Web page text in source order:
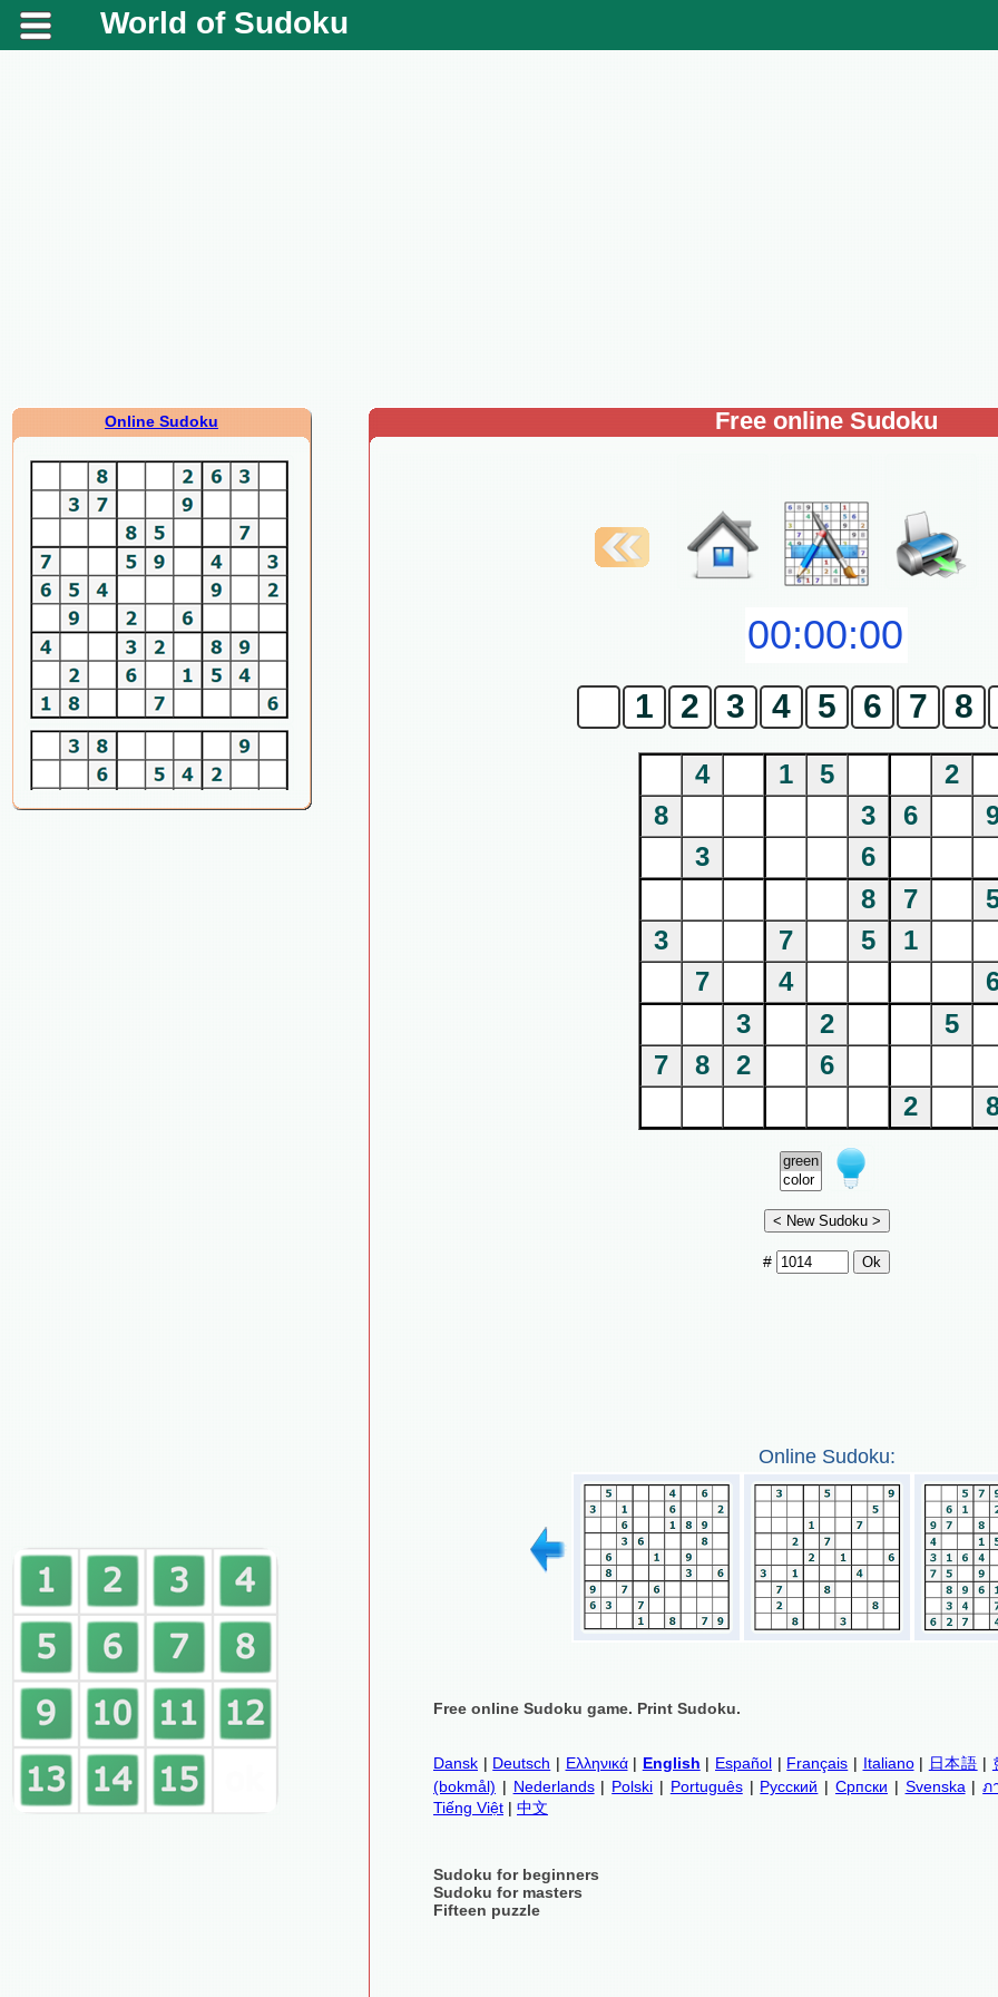
World of Sudoku
Online Sudoku Free online Sudoku
1 2 3 4 5 6 7 8
4 1 5
2
8
3 6
3
6
8
7
3
7 5
1
7
4
3
2
5
7
8 2
6
2
#
Online Sudoku:
Free online Sudoku game. Print Sudoku.
Dansk | Deutsch | Ελληνικά| English | Español | Français | Italiano| 日本語 |
(bokmål) | Nederlands| Polski | Português| Русский | Српски | Svenska |ภ
Tiếng Việt | 中文
Sudoku for beginners
Sudoku for masters
Fifteen puzzle